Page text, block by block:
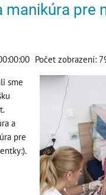
manikúra pre
Počet zobrazení:
sme
a
pre